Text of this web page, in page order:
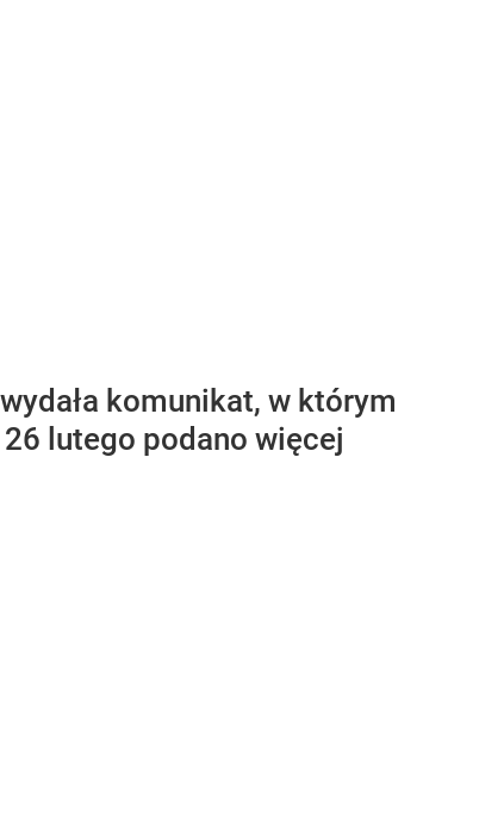
komunikat, w którym
lutego podano więcej